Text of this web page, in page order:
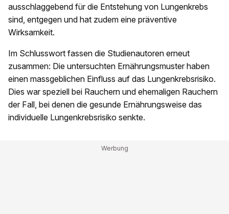
ausschlaggebend für die Entstehung von Lungenkrebs
sind, entgegen und hat zudem eine präventive
Wirksamkeit.
Im Schlusswort fassen die Studienautoren erneut
zusammen: Die untersuchten Ernährungsmuster haben
einen massgeblichen Einfluss auf das Lungenkrebsrisiko.
Dies war speziell bei Rauchern und ehemaligen Rauchern
der Fall, bei denen die gesunde Ernährungsweise das
individuelle Lungenkrebsrisiko senkte.